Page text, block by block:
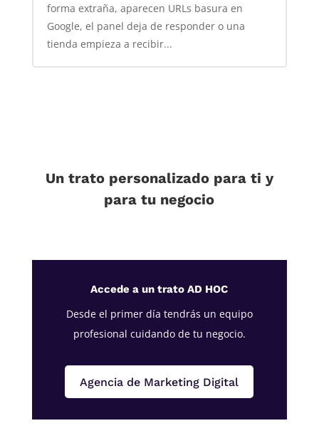
forma extraña, aparecen URLs basura en
Google, el panel deja de responder o una
tienda empieza a recibir...
Un trato personalizado para ti y
para tu negocio
Accede a un trato AD HOC
Desde el primer día tendrás un equipo
profesional cuidando de tu negocio.
Agencia de Marketing Digital